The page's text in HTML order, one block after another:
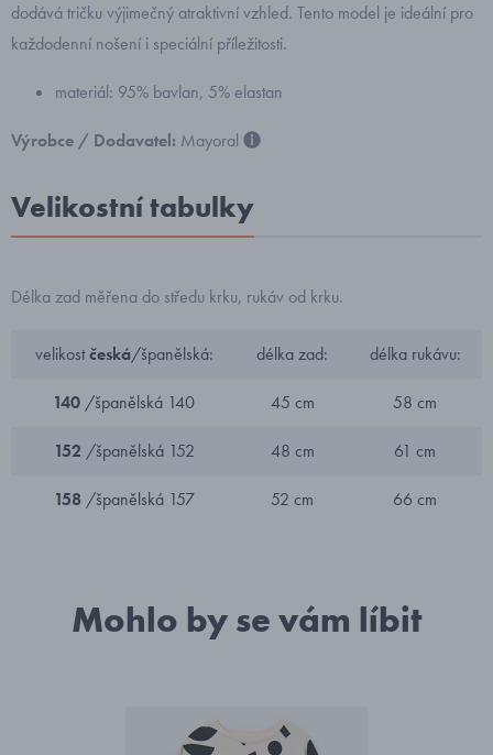
dodává tričku výjimečný atraktivní vzhled. Tento model je ideální pro
každodenní nošení i speciální příležitosti.
materiál: 95% bavlan, 5% elastan
Výrobce / Dodavatel: Mayoral
Velikostní tabulky
Délka zad měřena do středu krku, rukáv od krku.
velikostčeská/španělská: délka zad: délka rukávu:
140 /španělská 140 45 cm 58 cm
152 /španělská 152 48 cm 61 cm
158 /španělská 157 52 cm 66 cm
Mohlo by se vám líbit